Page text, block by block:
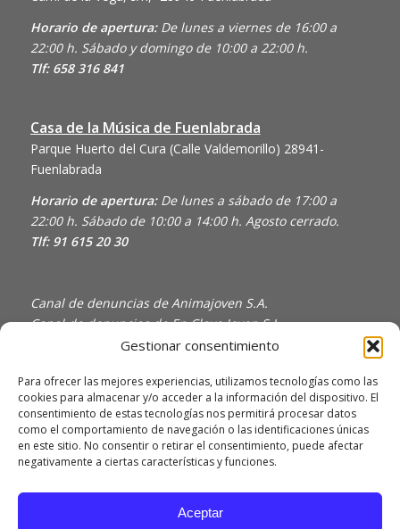
Gestionar consentimiento
Para ofrecer las mejores experiencias, utilizamos tecnologías como las
cookies para almacenar y/o acceder a la información del dispositivo. El
consentimiento de estas tecnologías nos permitirá procesar datos
como el comportamiento de navegación o las identificaciones únicas
en este sitio. No consentir o retirar el consentimiento, puede afectar
negativamente a ciertas características y funciones.
Aceptar
Horario de apertura: De lunes a viernes de 16:00 a
22:00 h. Sábado y domingo de 10:00 a 22:00 h.
Tlf: 658 316 841
Casa de la Música de Fuenlabrada
Parque Huerto del Cura (Calle Valdemorillo) 28941-
Fuenlabrada
Horario de apertura: De lunes a sábado de 17:00 a
22:00 h. Sábado de 10:00 a 14:00 h. Agosto cerrado.
Tlf: 91 615 20 30
Canal de denuncias de Animajoven S.A.
Canal de denuncias de En Clave Joven S.L.
Política de Privacidad y Uso de Cookies
Política de calidad